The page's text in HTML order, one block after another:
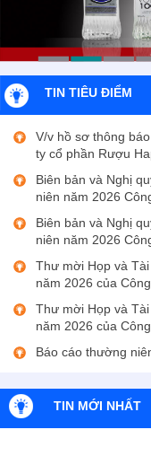
TIN TIÊU ĐIỂM
V/v hồ sơ thông
ty cổ phần Rượu
Biên bản và Nghị
niên năm 2026
Biên bản và Nghị
niên năm 2026
Thư mời Họp và
năm 2026 của
Thư mời Họp và
năm 2026 của
Báo cáo thường
Báo cáo tài chính
TIN MỚI NHẤT